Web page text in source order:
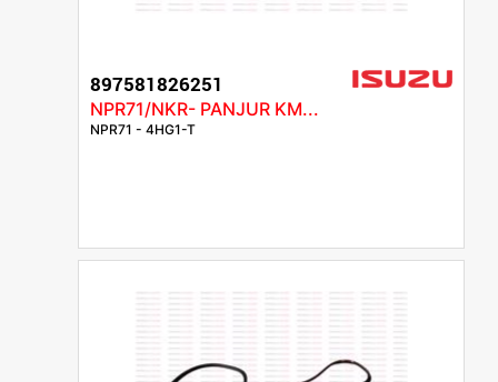
897581826251
NPR71/NKR- PANJUR KM...
NPR71 - 4HG1-T